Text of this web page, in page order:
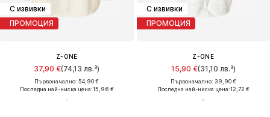
С извивки
ПРОМОЦИЯ
Z-ONE
37,90 €(74,13 лв.³)
Първоначално: 54,90 €
Последна най-ниска цена:15,96 €
С извивки
ПРОМОЦИЯ
Z-ONE
15,90 €(31,10 лв.³)
Първоначално: 39,90 €
Последна най-ниска цена:12,72 €